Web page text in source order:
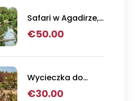
arganowe
Safari w Agadirze,
Crocoparc i
lwów
€50.00
Wycieczka do
parku krokodyli i
€30.00